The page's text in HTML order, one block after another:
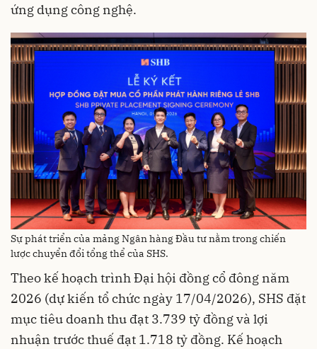
ứng dụng công nghệ.
Sự phát triển của mảng Ngân hàng Đầu tư nằm trong chiến
lược chuyển đổi tổng thể của SHS.
Theo kế hoạch trình Đại hội đồng cổ đông năm
2026 (dự kiến tổ chức ngày 17/04/2026), SHS đặt
mục tiêu doanh thu đạt 3.739 tỷ đồng và lợi
nhuận trước thuế đạt 1.718 tỷ đồng. Kế hoạch